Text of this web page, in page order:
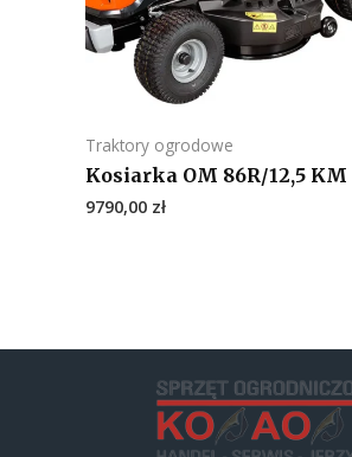
Traktory ogrodowe
Kosiarka OM 86R/12,5 KM
9790,00 zł